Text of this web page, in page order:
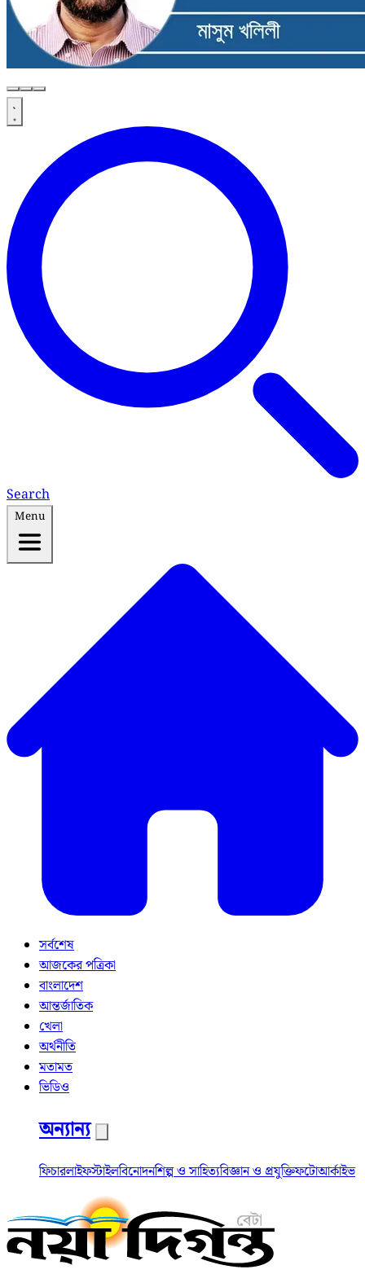
Search
Menu
সর্বশেষ
আজকের পত্রিকা
বাংলাদেশ
আন্তর্জাতিক
খেলা
অর্থনীতি
মতামত
ভিডিও
অন্যান্য
ফিচারলাইফস্টাইলবিনোদনশিল্প ও সাহিত্যবিজ্ঞান ও প্রযুক্তিফটোআর্কাইভ